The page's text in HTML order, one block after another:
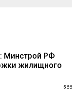
Минстрой РФ
жилищного
566